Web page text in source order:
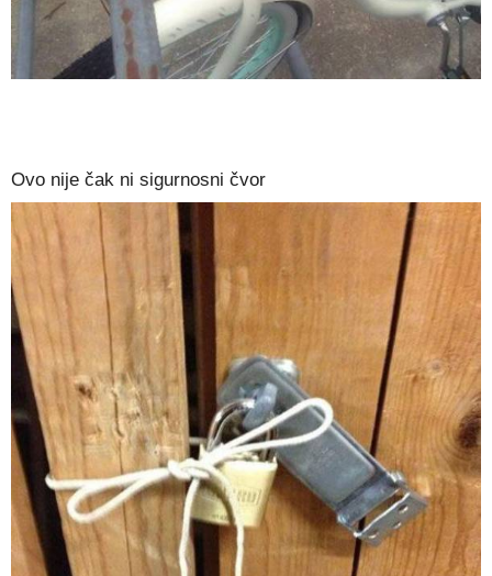
Ovo nije čak ni sigurnosni čvor